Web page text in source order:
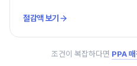
절감액 보기
조건이 복잡하다면 PPA